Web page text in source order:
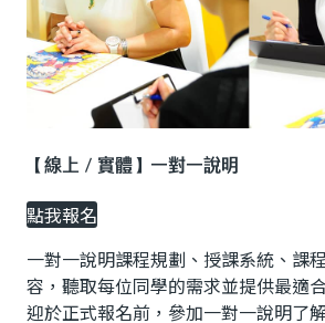
【線上／實體】一對一說明
點我報名
一對一說明課程規劃、授課系統、課
容，聽取每位同學的需求並提供最適
迎於正式報名前，參加一對一說明了